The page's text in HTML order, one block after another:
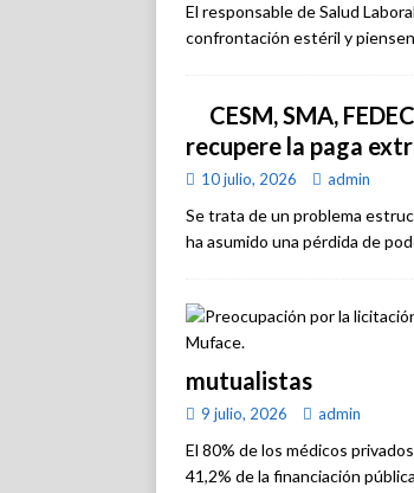
El responsable de Salud
confrontación estéril y
CESM, SMA,
recupere la paga
10 julio, 2026 admin
Se trata de un problema
ha asumido una pérdida de
mutualistas
9 julio, 2026 admin
El 80% de los médicos
41,2% de la financiación